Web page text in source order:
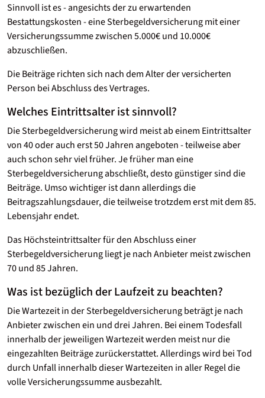
Sinnvoll ist es - angesichts der zu erwartenden
Bestattungskosten - eine Sterbegeldversicherung mit einer
Versicherungssumme zwischen 5.000€ und 10.000€
abzuschließen.
Die Beiträge richten sich nach dem Alter der versicherten
Person bei Abschluss des Vertrages.
Welches Eintrittsalter ist sinnvoll?
Die Sterbegeldversicherung wird meist ab einem Eintrittsalter
von 40 oder auch erst 50 Jahren angeboten - teilweise aber
auch schon sehr viel früher. Je früher man eine
Sterbegeldversicherung abschließt, desto günstiger sind die
Beiträge. Umso wichtiger ist dann allerdings die
Beitragszahlungsdauer, die teilweise trotzdem erst mit dem 85.
Lebensjahr endet.
Das Höchsteintrittsalter für den Abschluss einer
Sterbegeldversicherung liegt je nach Anbieter meist zwischen
70 und 85 Jahren.
Was ist bezüglich der Laufzeit zu beachten?
Die Wartezeit in der Sterbegeldversicherung beträgt je nach
Anbieter zwischen ein und drei Jahren. Bei einem Todesfall
innerhalb der jeweiligen Wartezeit werden meist nur die
eingezahlten Beiträge zurückerstattet. Allerdings wird bei Tod
durch Unfall innerhalb dieser Wartezeiten in aller Regel die
volle Versicherungssumme ausbezahlt.